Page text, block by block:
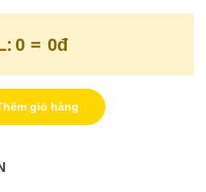
0 = 0đ
giỏ hàng